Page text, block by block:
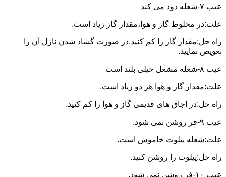
عیب ۷-شعله دود می کند
علت:در مخلوط گاز و هوا،مقدار گاز زیاد است.
راه حل:مقدار گاز را کم کنید.در صورت گشاد شدن نازل آن را
تعویض نمایید.
عیب ۸-شعله مشعل خیلی بلند است
علت:مقدار گاز و هوا هر دو زیاد است.
راه حل:در اجاق های قدیمی گاز و هوا را کم کنید.
عیب ۹-فر روشن نمی شود.
علت:شعله پیلوت خاموش است.
راه حل:پیلوت را روشن کنید.
عیب ۱۰-فر روشن نمی شود.